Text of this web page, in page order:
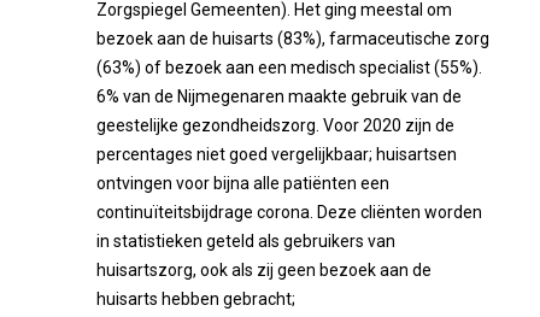
Zorgspiegel Gemeenten). Het ging meestal om
bezoek aan de huisarts (83%), farmaceutische zorg
(63%) of bezoek aan een medisch specialist (55%).
6% van de Nijmegenaren maakte gebruik van de
geestelijke gezondheidszorg. Voor 2020 zijn de
percentages niet goed vergelijkbaar; huisartsen
ontvingen voor bijna alle patiënten een
continuïteitsbijdrage corona. Deze cliënten worden
in statistieken geteld als gebruikers van
huisartszorg, ook als zij geen bezoek aan de
huisarts hebben gebracht;